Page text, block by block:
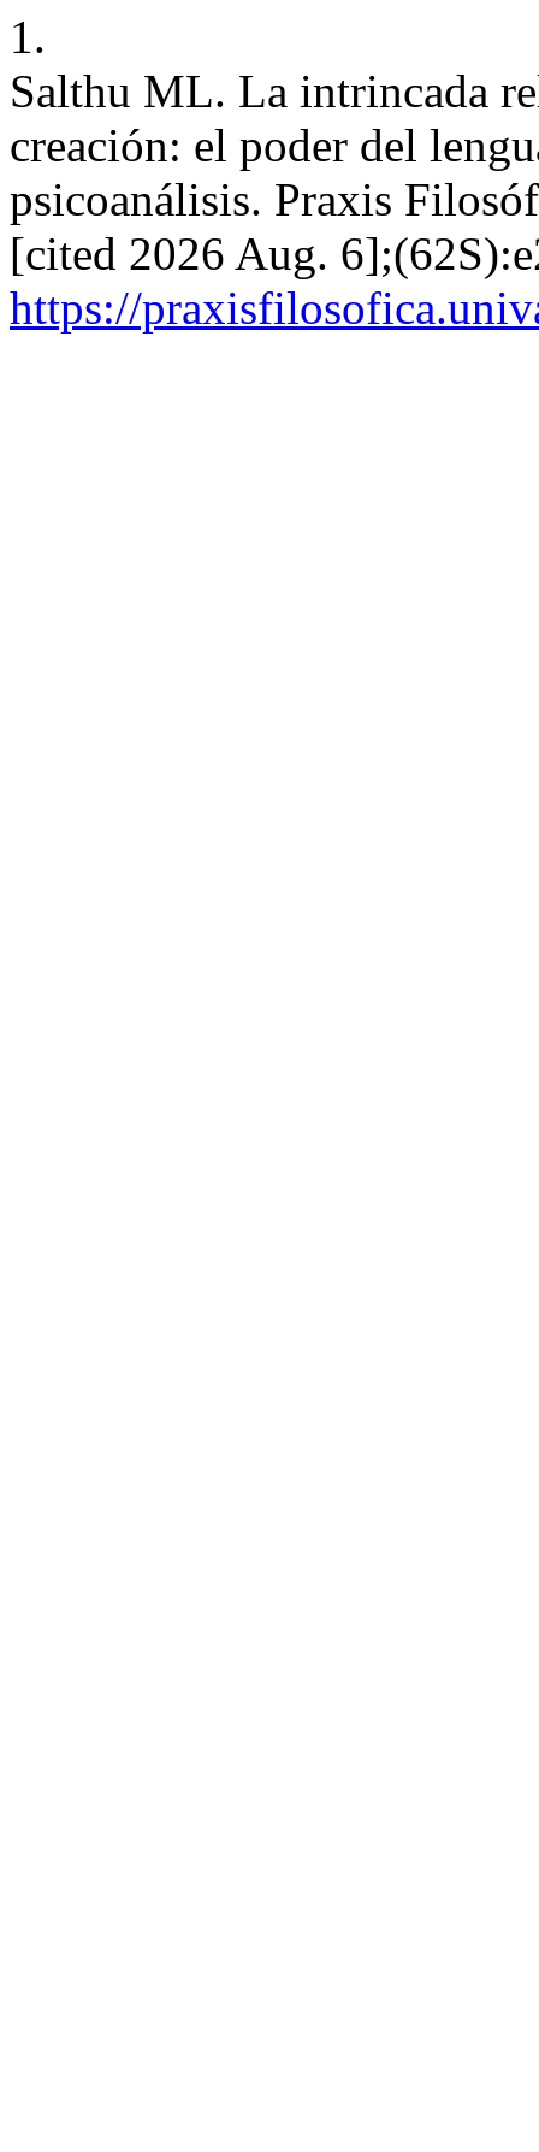
1.
Salthu ML. La intrincada
creación: el poder del
psicoanálisis. Praxis
[cited 2026 Aug.
https://